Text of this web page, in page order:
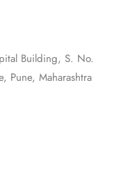
Building, S. No.
Pune, Maharashtra